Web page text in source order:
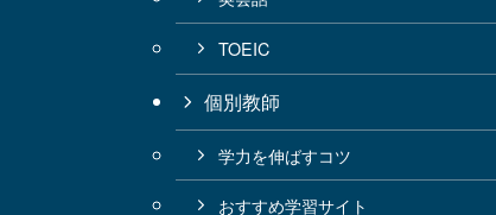
TOEIC
個別教師
学力を伸ばすコツ
おすすめ学習サイト